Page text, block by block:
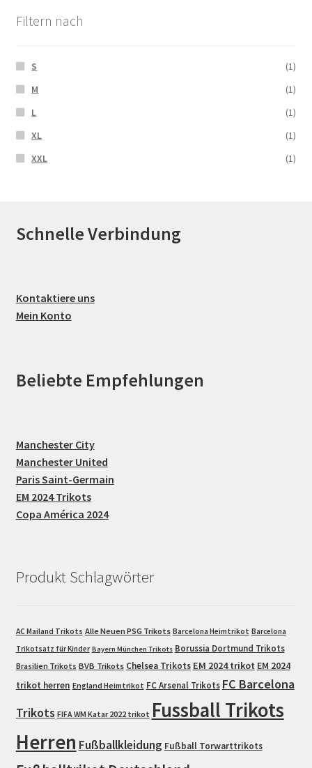
Filtern nach
S
(1)
M
(1)
L
(1)
XL
(1)
XXL
(1)
Schnelle Verbindung
Kontaktiere uns
Mein Konto
Beliebte Empfehlungen
Manchester City
Manchester United
Paris Saint-Germain
EM 2024 Trikots
Copa América 2024
Produkt Schlagwörter
AC Mailand Trikots Alle Neuen PSG Trikots Barcelona Heimtrikot Barcelona
Trikotsatz für Kinder Bayern München Trikots Borussia Dortmund Trikots
Brasilien Trikots BVB Trikots Chelsea Trikots EM 2024 trikot EM 2024
trikot herren England Heimtrikot FC Arsenal Trikots FC Barcelona
Trikots FIFA WM Katar 2022 trikot Fussball Trikots
Herren Fußballkleidung Fußball Torwarttrikots